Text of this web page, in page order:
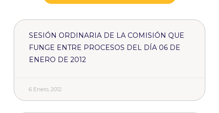
SESIÓN ORDINARIA DE LA COMISIÓN QUE
FUNGE ENTRE PROCESOS DEL DÍA 06 DE
ENERO DE 2012
6 Enero, 2012